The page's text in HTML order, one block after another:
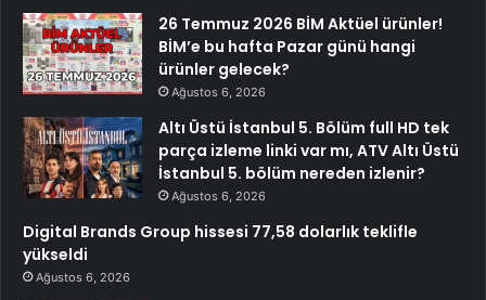
26 Temmuz 2026 BİM Aktüel ürünler!
BİM’e bu hafta Pazar günü hangi
ürünler gelecek?
Ağustos 6, 2026
Altı Üstü İstanbul 5. Bölüm full HD tek
parça izleme linki var mı, ATV Altı Üstü
İstanbul 5. bölüm nereden izlenir?
Ağustos 6, 2026
Digital Brands Group hissesi 77,58 dolarlık teklifle
yükseldi
Ağustos 6, 2026